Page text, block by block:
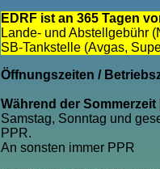
EDRF ist an 365 Tagen
Lande- und Abstellgebühr
SB-Tankstelle (Avgas,
Öffnungszeiten /
Während der Sommerzeit
Samstag, Sonntag und
PPR.
An sonsten immer PPR